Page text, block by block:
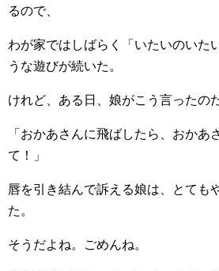
るので、
わが家ではしばらく「いたいのいた
うな遊びが続いた。
けれど、ある日、娘がこう言ったのだ
「おかあさんに飛ばしたら、おかあ
て！」
唇を引き結んで訴える娘は、とても
た。
そうだよね。ごめんね。